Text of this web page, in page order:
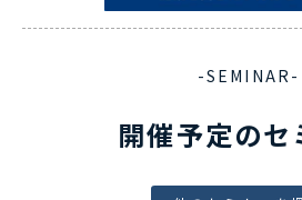
-SEMINAR-
開催予定のセ